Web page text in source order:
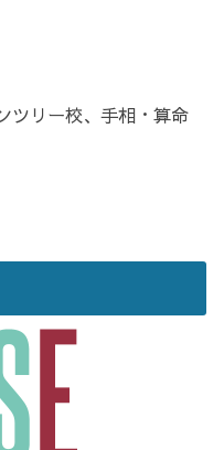
ツリー校、手相・算命